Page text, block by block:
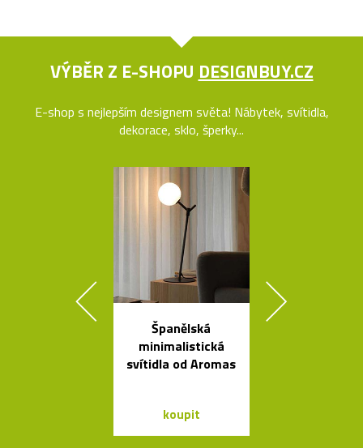
VÝBĚR Z E-SHOPU DESIGNBUY.CZ
E-shop s nejlepším designem světa! Nábytek, svítidla,
dekorace, sklo, šperky...
Španělská
minimalistická
svítidla od Aromas
koupit